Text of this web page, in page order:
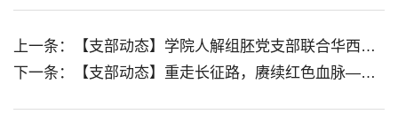
上一条：【支部动态】学院人解组胚党支部联合华西第二医院放射科党支部开展“缅怀伟人功绩，谱写时代篇章”主题党日活动
下一条：【支部动态】重走长征路，赓续红色血脉——学院人解组胚党支部主题党日活动